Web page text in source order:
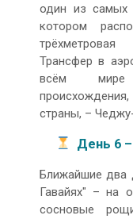
один из самых
котором
Трансфер в
всём мире
страны, –
День 6
Ближайшие два
Гавайях" – на
сосновые